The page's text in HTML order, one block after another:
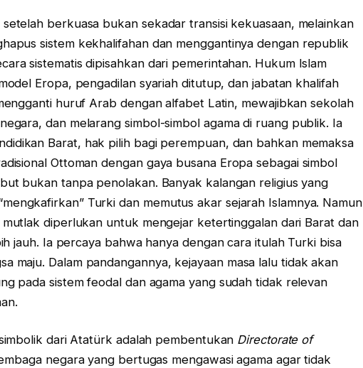
berkuasa bukan sekadar transisi kekuasaan, melainkan
sistem kekhalifahan dan menggantinya dengan republik
sistematis dipisahkan dari pemerintahan. Hukum Islam
Eropa, pengadilan syariah ditutup, dan jabatan khalifah
huruf Arab dengan alfabet Latin, mewajibkan sekolah
dan melarang simbol-simbol agama di ruang publik. Ia
Barat, hak pilih bagi perempuan, dan bahkan memaksa
Ottoman dengan gaya busana Eropa sebagai simbol
bukan tanpa penolakan. Banyak kalangan religius yang
Turki dan memutus akar sejarah Islamnya. Namun
diperlukan untuk mengejar ketertinggalan dari Barat dan
jauh. Ia percaya bahwa hanya dengan cara itulah Turki bisa
maju. Dalam pandangannya, kejayaan masa lalu tidak akan
pada sistem feodal dan agama yang sudah tidak relevan
dari Atatürk adalah pembentukan Directorate of
negara yang bertugas mengawasi agama agar tidak